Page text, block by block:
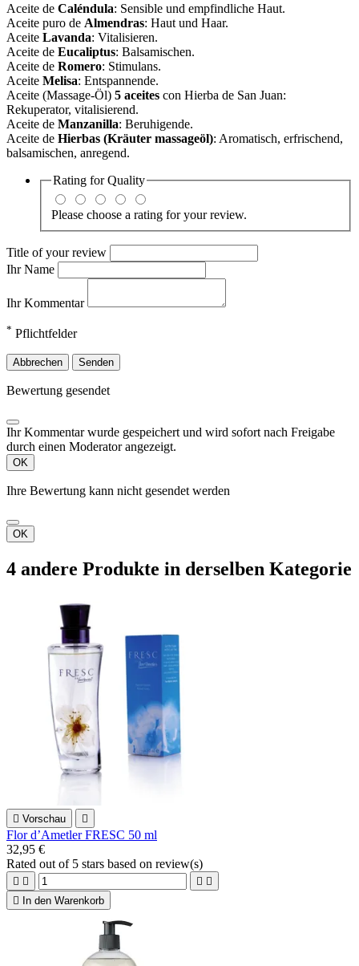
Aceite de Caléndula: Sensible und empfindliche Haut.
Aceite puro de Almendras: Haut und Haar.
Aceite Lavanda: Vitalisieren.
Aceite de Eucaliptus: Balsamischen.
Aceite de Romero: Stimulans.
Aceite Melisa: Entspannende.
Aceite (Massage-Öl) 5 aceites con Hierba de San Juan:
Rekuperator, vitalisierend.
Aceite de Manzanilla: Beruhigende.
Aceite de Hierbas (Kräuter massageöl): Aromatisch, erfrischend,
balsamischen, anregend.
Rating forQuality
Please choose a rating for your review.
Title of your review
Ihr Name
Ihr Kommentar
* Pflichtfelder
Abbrechen Senden
Bewertung gesendet
Ihr Kommentar wurde gespeichert und wird sofort nach Freigabe
durch einen Moderator angezeigt.
OK
Ihre Bewertung kann nicht gesendet werden
OK
4 andere Produkte in derselben Kategorie
 Vorschau 
Flor d’Ametler FRESC 50 ml
32,95 €
Rated out of 5 stars based on review(s)
   

In den Warenkorb